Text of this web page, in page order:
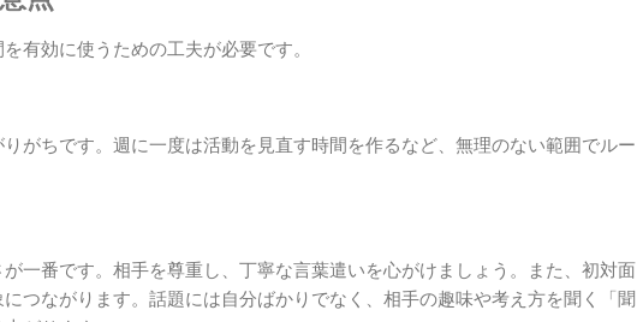
有効に使うための工夫が必要です。
がちです。週に一度は活動を見直す時間を作るなど、無理のない範囲でルー
一番です。相手を尊重し、丁寧な言葉遣いを心がけましょう。また、初対面
つながります。話題には自分ばかりでなく、相手の趣味や考え方を聞く「聞